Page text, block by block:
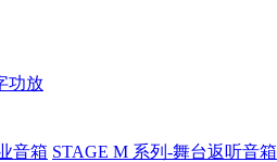
功放
音箱 STAGE M 系列-舞台返听音箱